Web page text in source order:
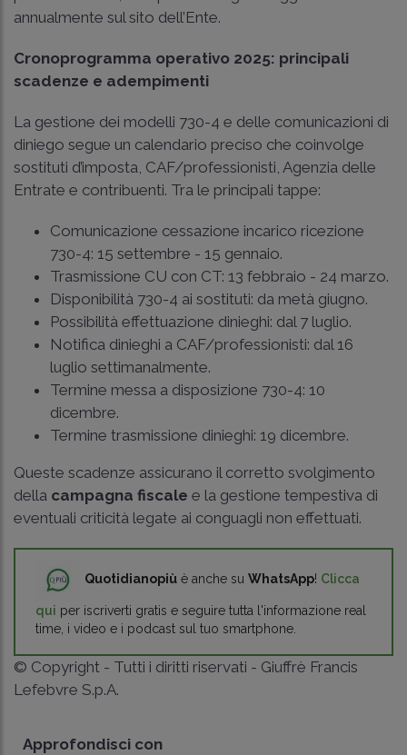
annualmente sul sito dell’Ente.
Cronoprogramma operativo 2025: principali
scadenze e adempimenti
La gestione dei modelli 730-4 e delle comunicazioni di
diniego segue un calendario preciso che coinvolge
sostituti d’imposta, CAF/professionisti, Agenzia delle
Entrate e contribuenti. Tra le principali tappe:
Comunicazione cessazione incarico ricezione
730-4: 15 settembre - 15 gennaio.
Trasmissione CU con CT: 13 febbraio - 24 marzo.
Disponibilità 730-4 ai sostituti: da metà giugno.
Possibilità effettuazione dinieghi: dal 7 luglio.
Notifica dinieghi a CAF/professionisti: dal 16
luglio settimanalmente.
Termine messa a disposizione 730-4: 10
dicembre.
Termine trasmissione dinieghi: 19 dicembre.
Queste scadenze assicurano il corretto svolgimento
della campagna fiscale e la gestione tempestiva di
eventuali criticità legate ai conguagli non effettuati.
Quotidianopiù è anche su WhatsApp! Clicca
qui per iscriverti gratis e seguire tutta l'informazione real
time, i video e i podcast sul tuo smartphone.
© Copyright - Tutti i diritti riservati - Giuffrè Francis
Lefebvre S.p.A.
Approfondisci con